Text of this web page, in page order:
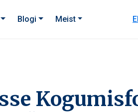
Blogi Meist